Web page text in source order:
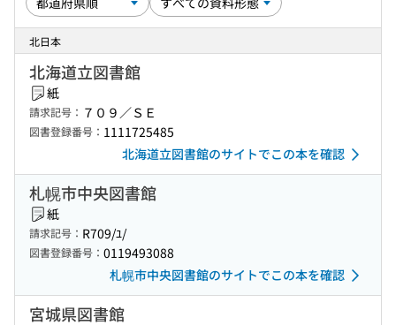
北日本
北海道立図書館
紙
請求記号： ７０９／ＳＥ
図書登録番号： 1111725485
北海道立図書館のサイトでこの本を確認
札幌市中央図書館
紙
請求記号： R709/ﾕ/
図書登録番号： 0119493088
札幌市中央図書館のサイトでこの本を確認
宮城県図書館